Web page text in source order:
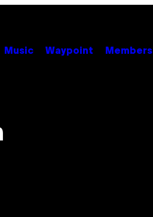
Music Waypoint Members